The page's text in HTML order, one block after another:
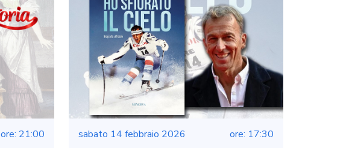
ore: 21:00 sabato 14 febbraio 2026 ore: 17:30